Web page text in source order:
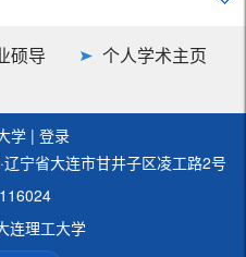
硕导 个人学术主页
学 | 登录
宁省大连市甘井子区凌工路2号
连理工大学